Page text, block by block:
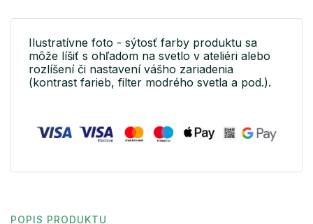
Ilustratívne foto - sýtosť farby produktu sa
môže líšiť s ohľadom na svetlo v ateliéri alebo
rozlíšení či nastavení vášho zariadenia
(kontrast farieb, filter modrého svetla a pod.).
POPIS PRODUKTU